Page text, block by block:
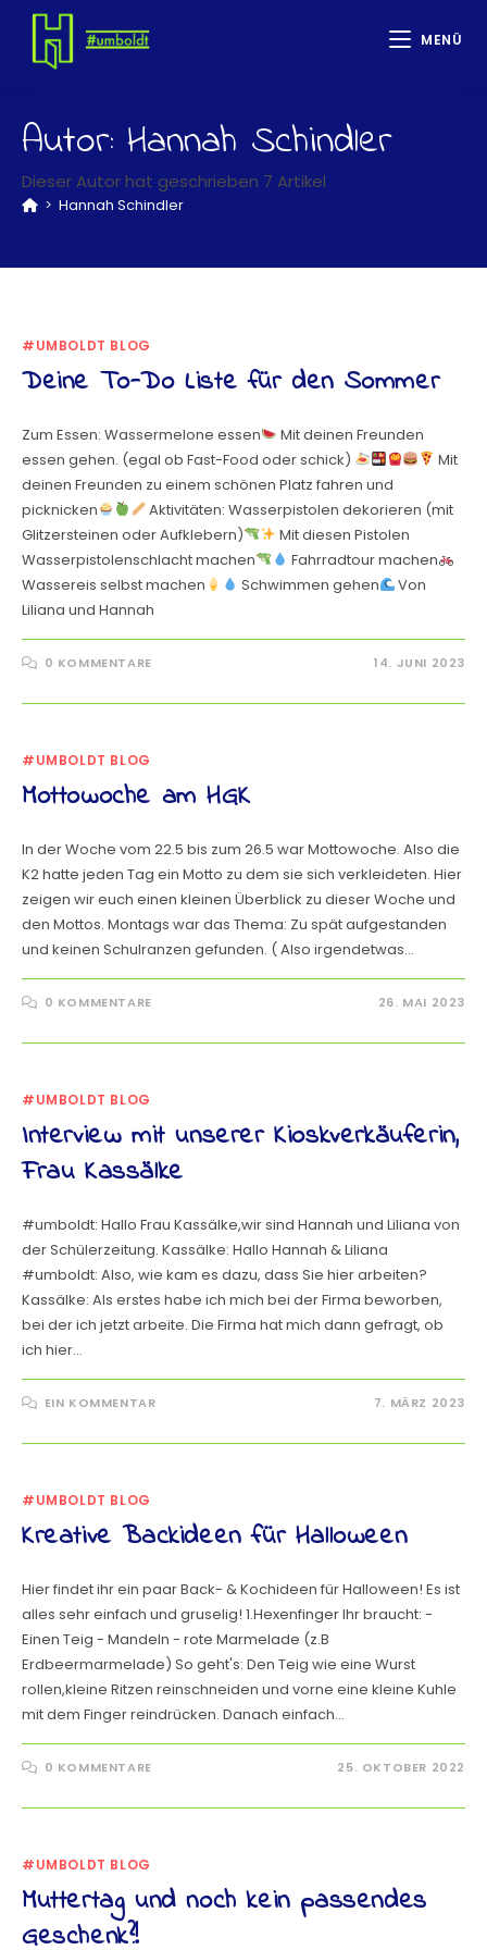
MENÜ
Autor: Hannah Schindler
Dieser Autor hat geschrieben 7 Artikel
> Hannah Schindler
#UMBOLDT BLOG
Deine To-Do Liste für den Sommer
Zum Essen: Wassermelone essen
Mit deinen Freunden
essen gehen. (egal ob Fast-Food oder schick)
Mit
deinen Freunden zu einem schönen Platz fahren und
picknicken
Aktivitäten: Wasserpistolen dekorieren (mit
Glitzersteinen oder Aufklebern)
Mit diesen Pistolen
Wasserpistolenschlacht machen
Fahrradtour machen
Wassereis selbst machen
Schwimmen gehen
Von
Liliana und Hannah
0 KOMMENTARE 14. JUNI 2023
#UMBOLDT BLOG
Mottowoche am HGK
In der Woche vom 22.5 bis zum 26.5 war Mottowoche. Also die
K2 hatte jeden Tag ein Motto zu dem sie sich verkleideten. Hier
zeigen wir euch einen kleinen Überblick zu dieser Woche und
den Mottos. Montags war das Thema: Zu spät aufgestanden
und keinen Schulranzen gefunden. ( Also irgendetwas…
0 KOMMENTARE 26. MAI 2023
#UMBOLDT BLOG
Interview mit unserer Kioskverkäuferin,
Frau Kassälke
#umboldt: Hallo Frau Kassälke,wir sind Hannah und Liliana von
der Schülerzeitung. Kassälke: Hallo Hannah & Liliana
#umboldt: Also, wie kam es dazu, dass Sie hier arbeiten?
Kassälke: Als erstes habe ich mich bei der Firma beworben,
bei der ich jetzt arbeite. Die Firma hat mich dann gefragt, ob
ich hier…
EIN KOMMENTAR 7. MÄRZ 2023
#UMBOLDT BLOG
Kreative Backideen für Halloween
Hier findet ihr ein paar Back- & Kochideen für Halloween! Es ist
alles sehr einfach und gruselig! 1.Hexenfinger Ihr braucht: -
Einen Teig - Mandeln - rote Marmelade (z.B
Erdbeermarmelade) So geht's: Den Teig wie eine Wurst
rollen,kleine Ritzen reinschneiden und vorne eine kleine Kuhle
mit dem Finger reindrücken. Danach einfach…
0 KOMMENTARE 25. OKTOBER 2022
#UMBOLDT BLOG
Muttertag und noch kein passendes
Geschenk?!